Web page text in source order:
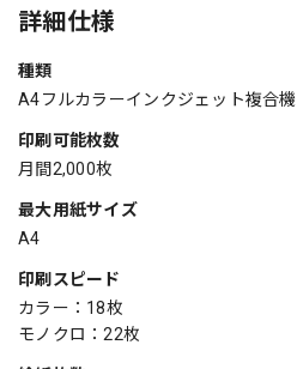
詳細仕様
種類
A4フルカラーインクジェット複合機
印刷可能枚数
月間2,000枚
最大用紙サイズ
A4
印刷スピード
カラー：18枚
モノクロ：22枚